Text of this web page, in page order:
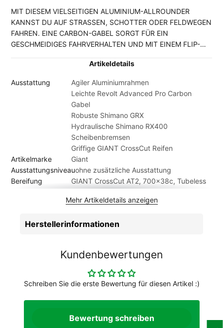
MIT DIESEM VIELSEITIGEN ALUMINIUM-ALLROUNDER
KANNST DU AUF STRASSEN, SCHOTTER ODER FELDWEGEN
FAHREN. EINE CARBON-GABEL SORGT FÜR EIN
GESCHMEIDIGES FAHRVERHALTEN UND MIT EINEM FLIP-
REIFENFREIHEIT EINSTELLEN.Artikeldetails
Ausstattung
Agiler Aluminiumrahmen
Leichte Revolt Advanced Pro Carbon
Gabel
Robuste Shimano GRX
Hydraulische Shimano RX400
Scheibenbremsen
Griffige GIANT CrossCut Reifen
Artikelmarke
Giant
Ausstattungsniveauohne zusätzliche Ausstattung
Bereifung
GIANT CrossCut AT2, 700x38c, Tubeless
Shimano BR-RX400 HRD, 160mm
Felgen
GIANT S-X2 Disc, Tubeless Ready
Herren
GIANT Cork
Hinterradnabe
GIANT S-X2 Disc
Kassette
Shimano Tiagra CS-HG500, 11-34T
28 Zoll
Mehr Artikeldetails anzeigen
Herstellerinformationen
Kundenbewertungen
Schreiben Sie die erste Bewertung für diesen Artikel :)
Bewertung schreiben